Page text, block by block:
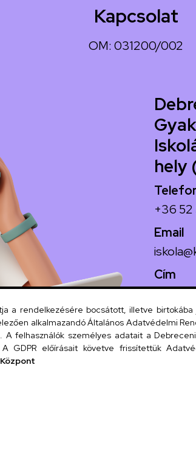
Kapcsolat
OM: 031200/002
hely
+36 52
Email
Cím
4024
a rendelkezésére bocsátott, illetve
alkalmazandó Általános Adatvédelmi
felhasználók személyes adatait a
GDPR előírásait követve frissítettük
Központ